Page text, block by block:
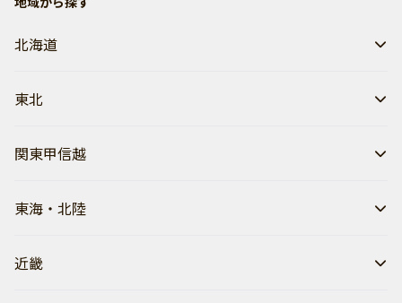
北海道
東北
関東甲信越
東海・北陸
近畿